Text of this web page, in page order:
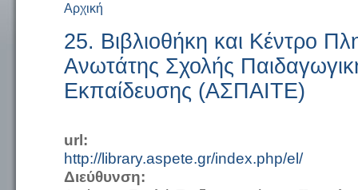
Είστε εδώ
Αρχική
25. Βιβλιοθήκη και Κέντρο
Ανωτάτης Σχολής
Εκπαίδευσης (ΑΣΠΑΙΤΕ)
url:
http://library.aspete.gr/index.php/el/
Διεύθυνση: